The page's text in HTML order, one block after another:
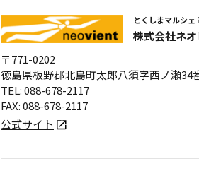
とくしまマルシェ
株式会社ネ
〒771-0202
徳島県板野郡北島町太郎八須字西ノ瀬34
TEL: 088-678-2117
FAX: 088-678-2117
公式サイト